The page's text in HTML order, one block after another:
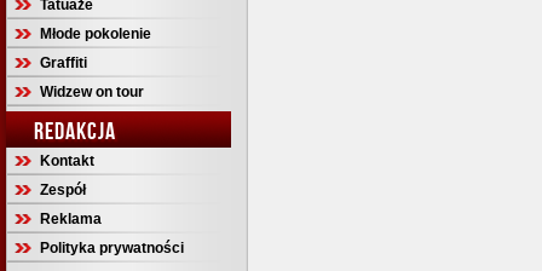
Tatuaże
Młode pokolenie
Graffiti
Widzew on tour
REDAKCJA
Kontakt
Zespół
Reklama
Polityka prywatności